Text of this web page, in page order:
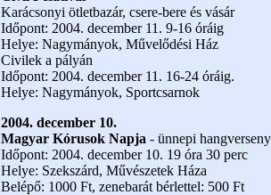
Karácsonyi ötletbazár, csere-bere és vásár
Időpont: 2004. december 11. 9-16 óráig
Helye: Nagymányok, Művelődési Ház
Civilek a pályán
Időpont: 2004. december 11. 16-24 óráig.
Helye: Nagymányok, Sportcsarnok
2004. december 10.
Magyar Kórusok Napja - ünnepi
Időpont: 2004. december 10. 19 óra 30 perc
Helye: Szekszárd, Művészetek Háza
Belépő: 1000 Ft, zenebarát bérlettel: 500 Ft